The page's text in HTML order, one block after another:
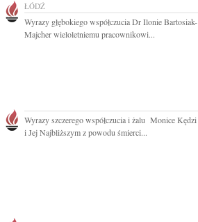
ŁÓDŹ
Wyrazy głębokiego współczucia Dr Ilonie Bartosiak-
Majcher wieloletniemu pracownikowi...
Wyrazy szczerego współczucia i żalu Monice Kędzi
i Jej Najbliższym z powodu śmierci...